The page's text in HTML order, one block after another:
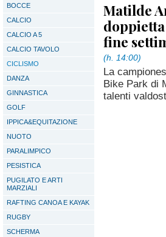
BOCCE
CALCIO
CALCIO A 5
CALCIO TAVOLO
CICLISMO
DANZA
GINNASTICA
GOLF
IPPICA&EQUITAZIONE
NUOTO
PARALIMPICO
PESISTICA
PUGILATO E ARTI
MARZIALI
RAFTING CANOA E KAYAK
RUGBY
SCHERMA
Matilde
fine
(h. 14:00)
La
Bike Park di
talenti